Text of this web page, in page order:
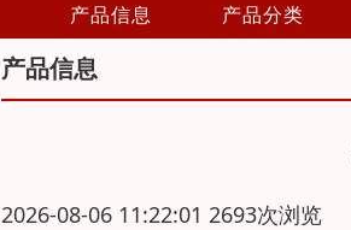
产品信息 产品分类
产品信息
2026-08-06 11:22:01 2693次浏览